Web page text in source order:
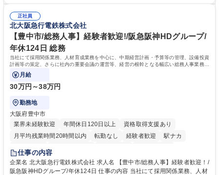
道路施設や道路工事現場の見学ツアー事業 ※入社後は上記いずれかの部門
へ配属。※業務内容変更の範囲：会社の定める業務 募集職種 【都庁グル
ープ】総合職（事務）◇残業月平均9時間未満／有給年平均16日取得
部門など多岐に渡る業務を経験できます。 ■様々なプロジェクト：駐車場
事業の他、新宿駅西口広場内に設置された照明を兼ねた広告「ブライトサ
イン」の管理運営を行うなど、事業収益を生み出す活動を積極的に行って
います。 学歴・資格 学歴：大学院 大学 高専 短大 専修学校 高校 語学力：
資格：
正社員
北大阪急行電鉄株式会社
【豊中市/総務人事】経験者歓迎!/阪急阪神HDグループ/
年休124日 総務
当社にて採用関係業務、人材育成業務を中心に、中期経営計画・予算等の管理、設備投資
計画等の策定、さらに社内の重要会議の運営等、経営の根幹となる幅広い総務人事業務全
般を担当していただきます。
月給
30万円～38万円
勤務地
大阪府豊中市
業界未経験歓迎
年間休日120日以上
資格取得支援あり
月平均残業時間20時間以内
転勤なし 経験者歓迎
駅ナカ
退職金あり
土日祝休み
服装自由 昼食補助あり 食事補助あり
仕事の内容
企業名 北大阪急行電鉄株式会社 求人名 【豊中市/総務人事】経験者歓迎！/
阪急阪神HDグループ/年休124日 仕事の内容 当社にて採用関係業務、人材